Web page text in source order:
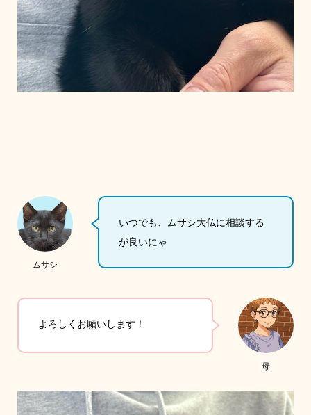
ムサシ
いつでも、ムサシ大仏に相談する
が良いにゃ
母
よろしくお願いします！